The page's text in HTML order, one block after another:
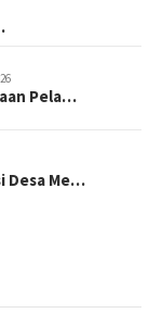
Pela…
Desa Me…